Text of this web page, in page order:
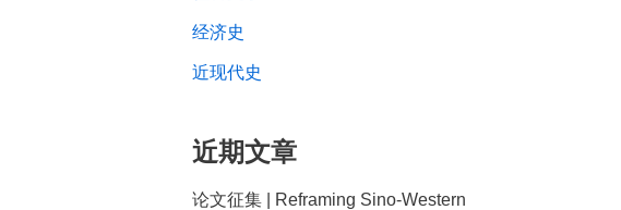
经济史
近现代史
近期文章
论文征集 | Reframing Sino-Western